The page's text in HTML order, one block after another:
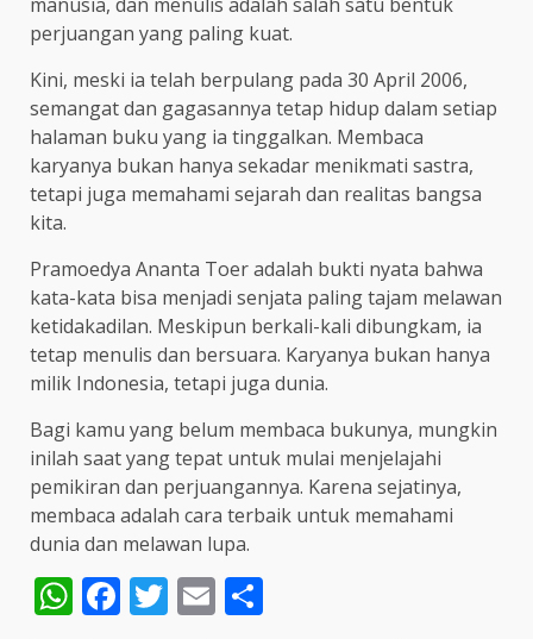
perjuangan yang paling kuat.
Kini, meski ia telah berpulang pada 30 April 2006,
semangat dan gagasannya tetap hidup dalam setiap
halaman buku yang ia tinggalkan. Membaca
karyanya bukan hanya sekadar menikmati sastra,
tetapi juga memahami sejarah dan realitas bangsa
kita.
Pramoedya Ananta Toer adalah bukti nyata bahwa
kata-kata bisa menjadi senjata paling tajam melawan
ketidakadilan. Meskipun berkali-kali dibungkam, ia
tetap menulis dan bersuara. Karyanya bukan hanya
milik Indonesia, tetapi juga dunia.
Bagi kamu yang belum membaca bukunya, mungkin
inilah saat yang tepat untuk mulai menjelajahi
pemikiran dan perjuangannya. Karena sejatinya,
membaca adalah cara terbaik untuk memahami
dunia dan melawan lupa.
WhatsApp
Facebook
Twitter
Email